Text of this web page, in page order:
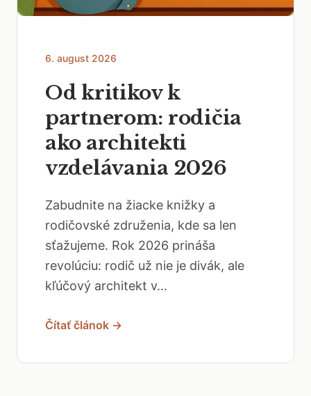
6. august 2026
Od kritikov k
partnerom: rodičia
ako architekti
vzdelávania 2026
Zabudnite na žiacke knižky a
rodičovské združenia, kde sa len
sťažujeme. Rok 2026 prináša
revolúciu: rodič už nie je divák, ale
kľúčový architekt v...
Čítať článok →